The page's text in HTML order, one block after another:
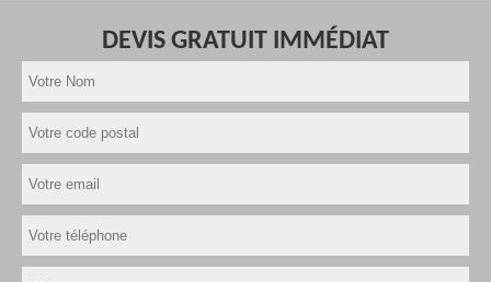
DEVIS GRATUIT IMMÉDIAT